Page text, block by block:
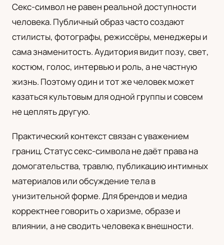
Секс-символ не равен реальной доступности
человека. Публичный образ часто создают
стилисты, фотографы, режиссёры, менеджеры и
сама знаменитость. Аудитория видит позу, свет,
костюм, голос, интервью и роль, а не частную
жизнь. Поэтому один и тот же человек может
казаться культовым для одной группы и совсем
не цеплять другую.
Практический контекст связан с уважением
границ. Статус секс-символа не даёт права на
домогательства, травлю, публикацию интимных
материалов или обсуждение тела в
унизительной форме. Для брендов и медиа
корректнее говорить о харизме, образе и
влиянии, а не сводить человека к внешности.